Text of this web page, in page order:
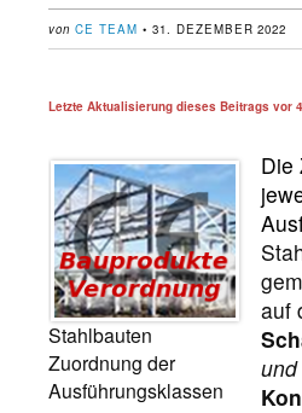
von CE TEAM • 31. DEZEMBER 2022
Letzte Aktualisierung dieses Beitrags vor
Stahlbauten
Zuordnung der
Ausführungsklassen
Die
auf
und